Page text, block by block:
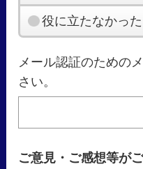
役に立たなかった
メール認証のための
さい。
ご意見・ご感想等が